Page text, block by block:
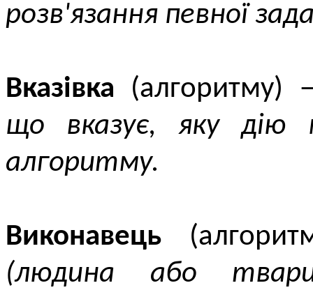
розв'язання певної
Вказівка
що вказує, яку дію
алгоритму.
Виконавець
(людина або